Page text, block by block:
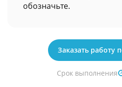
обозначьте.
Заказать работу
Срок выполнения